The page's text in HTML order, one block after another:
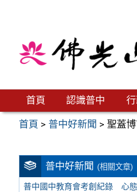
首頁 認識普中
首頁 > 普中好新聞 >聖蓋
普中好新聞 (相關文章)
普中國中教育會考創紀錄 心